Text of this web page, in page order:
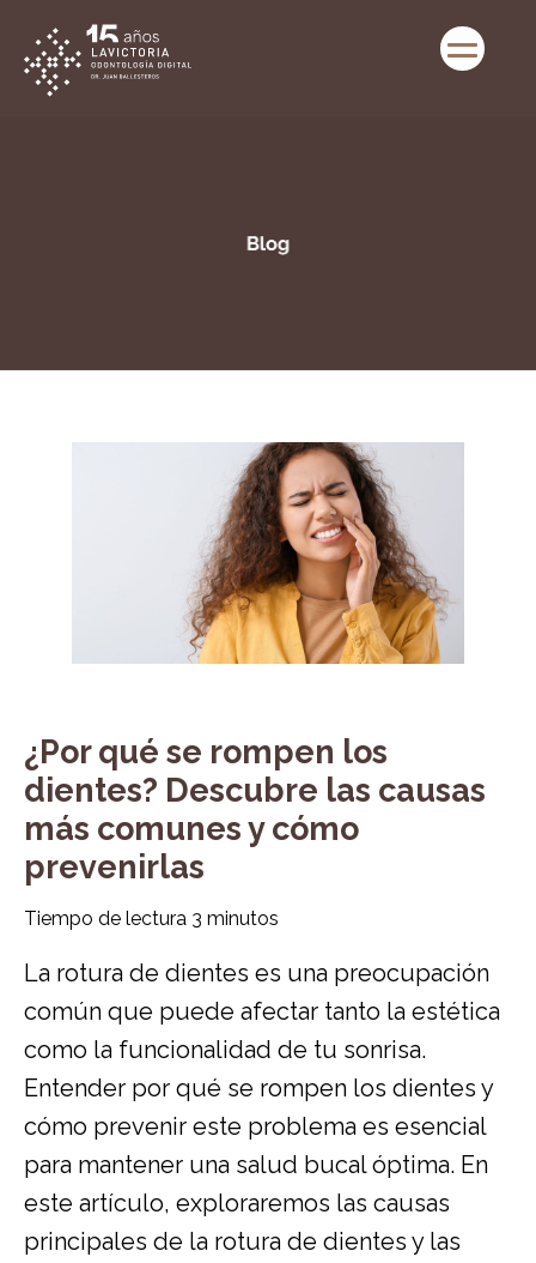
¿Por qué se rompen los
dientes? Descubre las causas
más comunes y cómo
prevenirlas
Tiempo de lectura 3 minutos
La rotura de dientes es una preocupación
común que puede afectar tanto la estética
como la funcionalidad de tu sonrisa.
Entender por qué se rompen los dientes y
cómo prevenir este problema es esencial
para mantener una salud bucal óptima. En
este artículo, exploraremos las causas
principales de la rotura de dientes y las